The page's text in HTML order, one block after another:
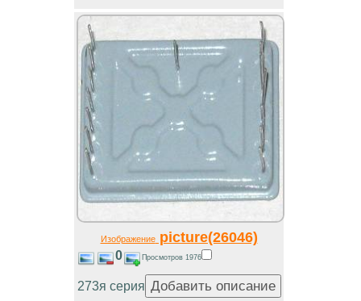
Изображениеpicture(26046)
0 Просмотров 1976
273я серия